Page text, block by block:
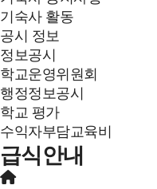
기숙사 활동
공시 정보
정보공시
학교운영위원회
행정정보공시
학교 평가
수익자부담교육비
급식안내